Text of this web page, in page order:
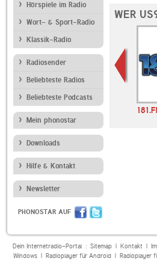
Hörspiele im Radio
Wort- & Sport-Radio
Klassik-Radio
Radiosender
Beliebteste Radios
Beliebteste Podcasts
Mein phonostar
Downloads
Hilfe & Kontakt
Newsletter
PHONOSTAR AUF
WER
Deutschlandfunk
Dein Internetradio-Portal : Sitemap| Kontakt|
Windows| Radioplayer für Android| Radioplayer